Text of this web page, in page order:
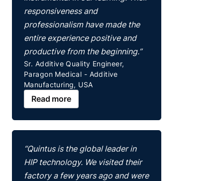
responsiveness and
professionalism have made the
entire experience positive and
productive from the beginning.”
Sr. Additive Quality Engineer,
Paragon Medical - Additive
Manufacturing, USA
Read more
“Quintus is the global leader in
HIP technology. We visited their
factory a few years ago and were